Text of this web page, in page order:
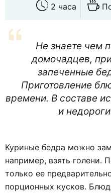
2 часа
Не знаете чем
домочадцев,
запеченные
Приготовление
времени. В составе
и
Куриные бедра можно
например, взять голени.
только ее
порционных кусков.